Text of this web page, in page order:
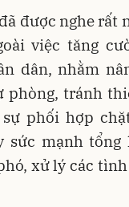
được nghe rất
việc tăng
dân, nhằm
tránh
phối hợp
sức mạnh tổng
xử lý các